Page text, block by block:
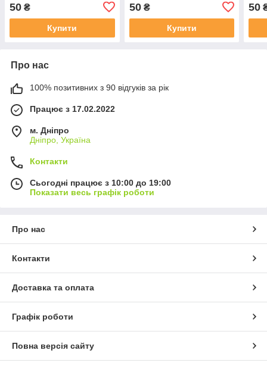
50 ₴
Купити
50₴
Купити
50
Про нас
100% позитивних з 90 відгуків за рік
Працює з 17.02.2022
м. Дніпро
Дніпро, Україна
Контакти
Сьогодні працює з 10:00 до 19:00
Показати весь графік роботи
Про нас
Контакти
Доставка та оплата
Графік роботи
Повна версія сайту